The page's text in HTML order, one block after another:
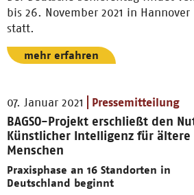
bis 26. November 2021 in Hannover
statt.
mehr erfahren
07. Januar 2021 Pressemitteilung
BAGSO-Projekt erschließt den
Künstlicher Intelligenz für ältere
Menschen
Praxisphase an 16 Standorten in
Deutschland beginnt